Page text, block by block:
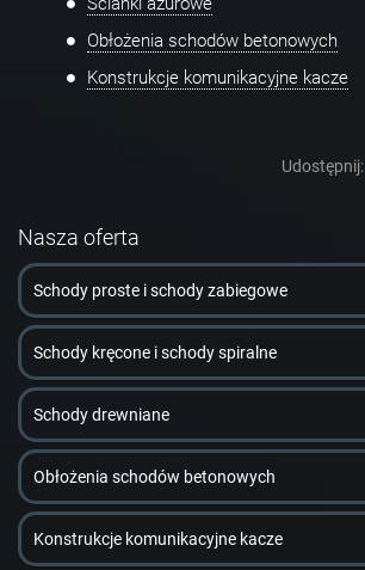
Obłożenia schodów betonowych
Konstrukcje komunikacyjne kacze
Udostępnij:
Nasza oferta
Schody proste i schody zabiegowe
Schody kręcone i schody spiralne
Schody drewniane
Obłożenia schodów betonowych
Konstrukcje komunikacyjne kacze